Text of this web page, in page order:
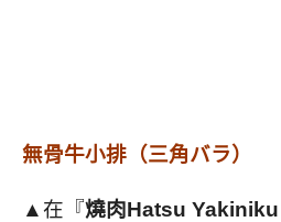
無骨牛小排（三角バラ）
▲在『燒肉Hatsu